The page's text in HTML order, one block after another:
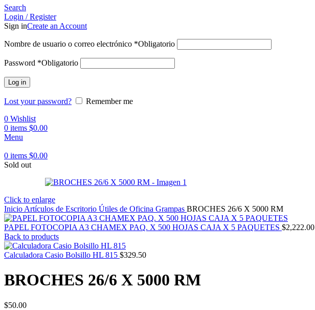
Search
Login / Register
Sign inCreate an Account
Nombre de usuario o correo electrónico *Obligatorio
Password *Obligatorio
Log in
Lost your password?
Remember me
0 Wishlist
0 items $0.00
Menu
0 items $0.00
Sold out
Click to enlarge
Inicio Artículos de Escritorio Útiles de Oficina Grampas BROCHES 26/6 X 5000 RM
PAPEL FOTOCOPIA A3 CHAMEX PAQ. X 500 HOJAS CAJA X 5 PAQUETES $2,222.00
Back to products
Calculadora Casio Bolsillo HL 815 $329.50
BROCHES 26/6 X 5000 RM
$50.00